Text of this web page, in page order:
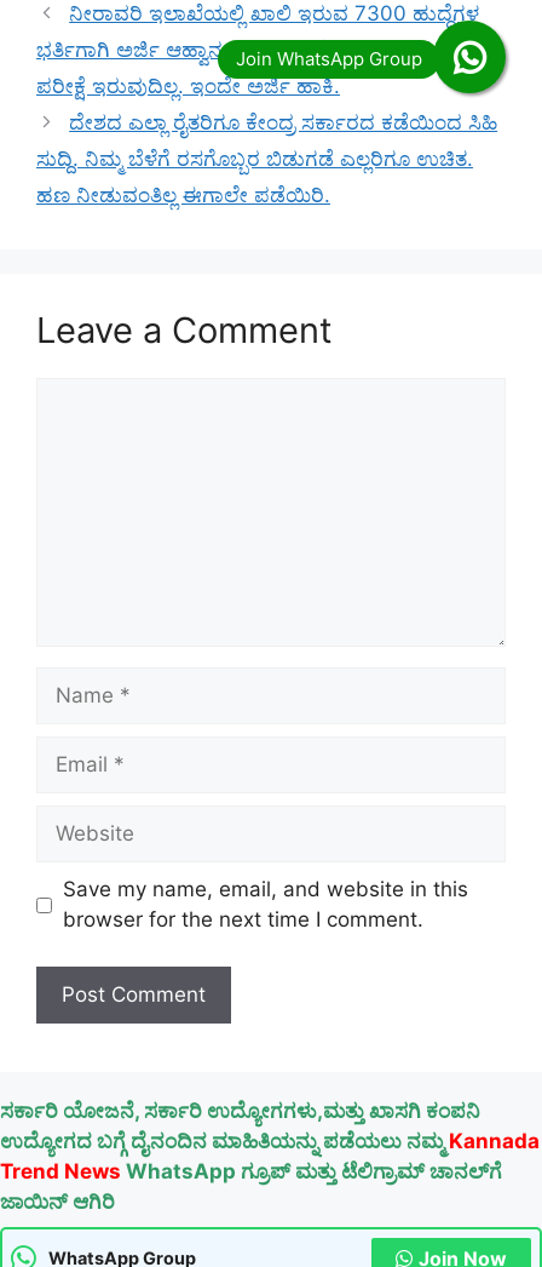
ನೀರಾವರಿ ಇಲಾಖೆಯಲ್ಲಿ ಖಾಲಿ ಇರುವ 7300 ಹುದ್ದೆಗಳ
ಭರ್ತಿಗಾಗಿ ಅರ್ಜಿ ಆಹ್ವಾನ. PUC ಆಗಿದ್ರೆ ಸಾಕು ಯಾವುದೇ
ಪರೀಕ್ಷೆ ಇರುವುದಿಲ್ಲ. ಇಂದೇ ಅರ್ಜಿ ಹಾಕಿ.
ದೇಶದ ಎಲ್ಲಾ ರೈತರಿಗೂ ಕೇಂದ್ರ ಸರ್ಕಾರದ ಕಡೆಯಿಂದ ಸಿಹಿ
ಸುದ್ದಿ. ನಿಮ್ಮ ಬೆಳೆಗೆ ರಸಗೊಬ್ಬರ ಬಿಡುಗಡೆ ಎಲ್ಲರಿಗೂ ಉಚಿತ.
ಹಣ ನೀಡುವಂತಿಲ್ಲ ಈಗಾಲೇ ಪಡೆಯಿರಿ.
Leave a Comment
Name
Email
Website
Save my name, email, and website in this
browser for the next time I comment.
ಸರ್ಕಾರಿ ಯೋಜನೆ, ಸರ್ಕಾರಿ ಉದ್ಯೋಗಗಳು,ಮತ್ತು ಖಾಸಗಿ ಕಂಪನಿ
ಉದ್ಯೋಗದ ಬಗ್ಗೆ ದೈನಂದಿನ ಮಾಹಿತಿಯನ್ನು ಪಡೆಯಲು ನಮ್ಮ Kannada
Trend News WhatsApp ಗ್ರೂಪ್ ಮತ್ತು ಟೆಲಿಗ್ರಾಮ್ ಚಾನಲ್‌ಗೆ
ಜಾಯಿನ್ ಆಗಿರಿ
WhatsApp Group Join Now